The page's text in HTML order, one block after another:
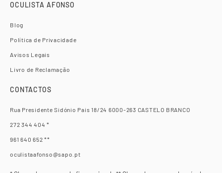
OCULISTA AFONSO
Blog
Política de Privacidade
Avisos Legais
Livro de Reclamação
CONTACTOS
Rua Presidente Sidónio Pais 18/24 6000-263 CASTELO BRANCO
272 344 404 *
961 640 652 **
oculistaafonso@sapo.pt